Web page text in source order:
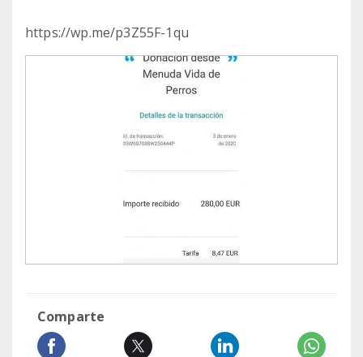
https://wp.me/p3Z55F-1qu
Comparte